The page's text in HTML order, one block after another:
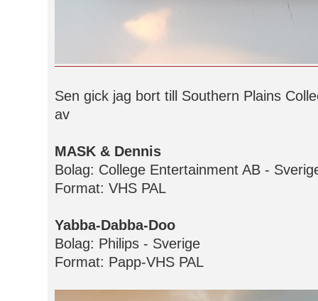
Sen gick jag bort till Southern Plains
av
MASK & Dennis
Bolag: College Entertainment AB -
Format: VHS PAL
Yabba-Dabba-Doo
Bolag: Philips - Sverige
Format: Papp-VHS PAL